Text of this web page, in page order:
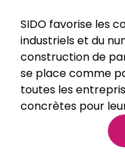
SIDO favorise les
industriels et du
construction de
se place comme
toutes les
concrètes pour